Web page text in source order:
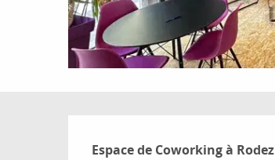
Description
Espace de Coworking à Rodez